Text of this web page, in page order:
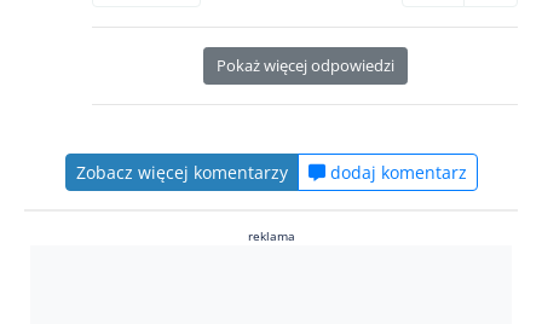
Pokaż więcej odpowiedzi
Zobacz więcej komentarzy dodaj komentarz
reklama